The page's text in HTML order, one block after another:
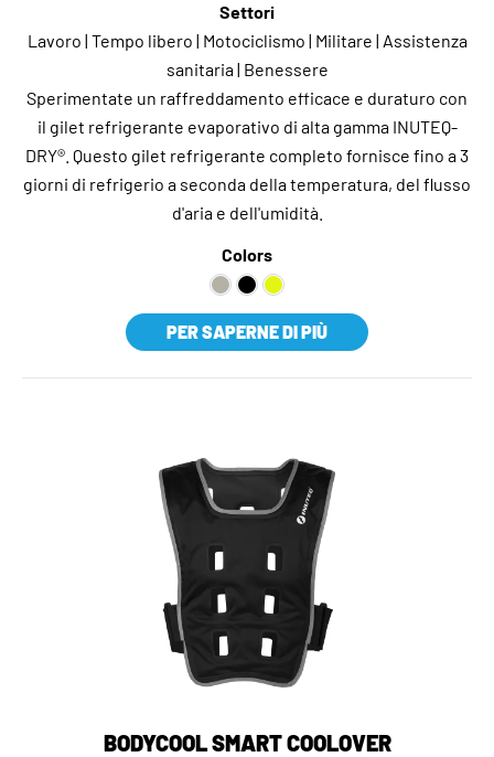
Settori
Lavoro | Tempo libero | Motociclismo | Militare | Assistenza
sanitaria | Benessere
Sperimentate un raffreddamento efficace e duraturo con
il gilet refrigerante evaporativo di alta gamma INUTEQ-
DRY®. Questo gilet refrigerante completo fornisce fino a 3
giorni di refrigerio a seconda della temperatura, del flusso
d'aria e dell'umidità.
Colors
PER SAPERNE DI PIÙ
BODYCOOL SMART COOLOVER